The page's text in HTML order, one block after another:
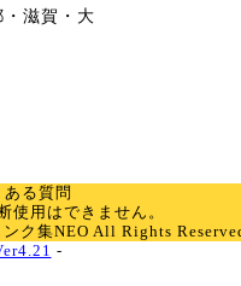
滋賀・大
ある質問
使用はできません。
ク集NEO All Rights
-